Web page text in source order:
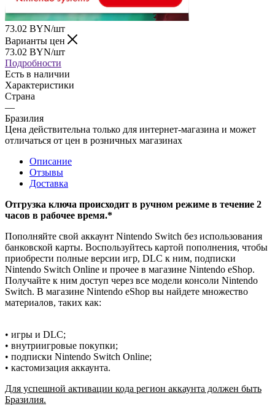
73.02 BYN/шт
Варианты цен
73.02 BYN/шт
Подробности
Есть в наличии
Характеристики
Страна
—
Бразилия
Цена действительна только для интернет-магазина и может
отличаться от цен в розничных магазинах
Описание
Отзывы
Доставка
Отгрузка ключа происходит в ручном режиме в течение 2
часов в рабочее время.*
Пополняйте свой аккаунт Nintendo Switch без использования
банковской карты. Воспользуйтесь картой пополнения, чтобы
приобрести полные версии игр, DLC к ним, подписки
Nintendo Switch Online и прочее в магазине Nintendo eShop.
Получайте к ним доступ через все модели консоли Nintendo
Switch. В магазине Nintendo eShop вы найдете множество
материалов, таких как:
• игры и DLC;
• внутриигровые покупки;
• подписки Nintendo Switch Online;
• кастомизация аккаунта.
Для успешной активации кода регион аккаунта должен быть
Бразилия.